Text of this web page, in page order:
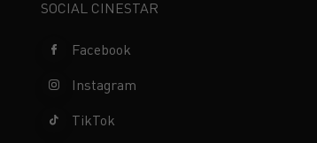
SOCIAL CINESTAR
Facebook
Instagram
TikTok